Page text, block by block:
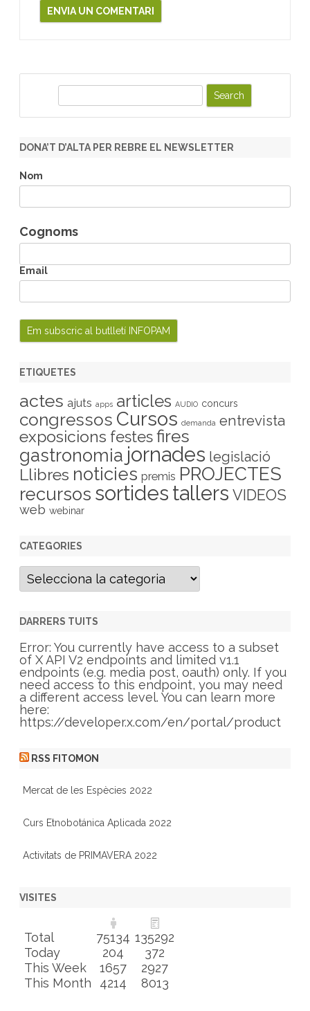
r
h
DONA’T D’ALTA PER REBRE EL NEWSLETTER
Nom
Cognoms
Email
ETIQUETES
actes ajuts apps articles AUDIO concurs
congressos Cursos demanda entrevista
exposicions festesfires
gastronomia jornades legislació
Llibres noticies premis PROJECTES
recursos sortides tallers VIDEOS
web webinar
CATEGORIES
C
t
g
r
i
e
s
DARRERS TUITS
Error: You currently have access to a subset
of X API V2 endpoints and limited v1.1
endpoints (e.g. media post, oauth) only. If you
need access to this endpoint, you may need
a different access level. You can learn more
here:
https://developer.x.com/en/portal/product
RSS FITOMON
Mercat de les Espècies 2022
Curs Etnobotánica Aplicada 2022
Activitats de PRIMAVERA 2022
VISITES
Total 75134 135292
Today
204
372
This Week
1657
2927
This Month
4214 8013